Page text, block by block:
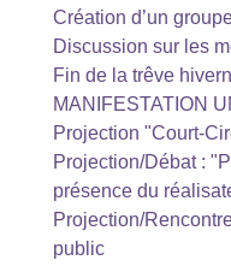
Création d’un
Discussion sur les
Fin de la trêve
MANIFESTATION
Projection "Court-
Projection/Débat :
présence du
Projection/
public